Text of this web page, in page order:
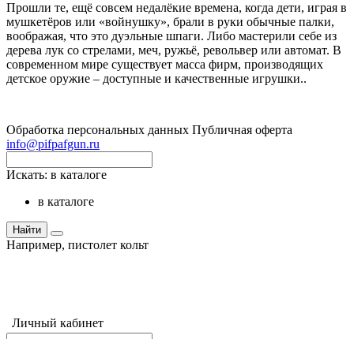
Прошли те, ещё совсем недалёкие времена, когда дети, играя в
мушкетёров или «войнушку», брали в руки обычные палки,
воображая, что это дуэльные шпаги. Либо мастерили себе из
дерева лук со стрелами, меч, ружьё, револьвер или автомат. В
современном мире существует масса фирм, производящих
детское оружие – доступные и качественные игрушки..
Обработка персональных данных Публичная оферта
info@pifpafgun.ru
Искать: в каталоге
в каталоге
Найти
Например, пистолет кольт
Личный кабинет